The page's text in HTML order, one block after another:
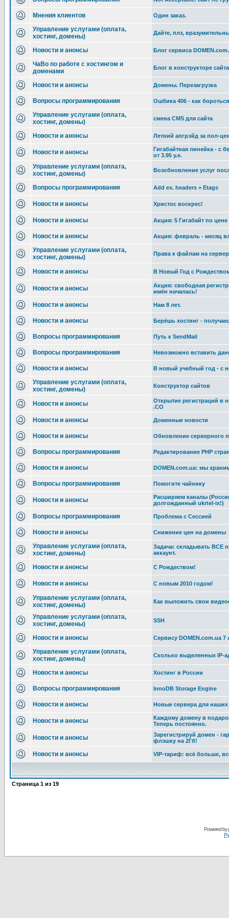
Мнения клиентов Один заказ.
Управление услугами (оплата,
хостинг, домены)
Дайте, плз,
Новости и анонсы Блог сервиса
ЧаВо по работе с хостингом и
доменами
Блог в конструкторе сайта
Новости и анонсы Домены. Перезагрузка
Вопросы программирования Ошбика 406 - как
Управление услугами (оплата,
хостинг, домены)
смена CMS для сайта
Новости и анонсы Летний апгрэйд за пол-
Новости и анонсы
Гигабайтная линейка - с
от 3.95 у.е.
Управление услугами (оплата,
хостинг, домены)
Возобновление услуг
Вопросы программирования Add ex. headers + Etags
Новости и анонсы Христос воскрес!
Новости и анонсы Акция: 5 Гигабайт по цене
Новости и анонсы Акция: февраль - месяц
Управление услугами (оплата,
хостинг, домены)
Права к файлам на
Новости и анонсы В Новый Год с
Новости и анонсы
Акция: свободная
имён началась!
Новости и анонсы Нам 8 лет.
Новости и анонсы Берёшь хостинг -
Вопросы программирования Путь к SendMail
Вопросы программирования Невозможно вставить
Новости и анонсы В новый учебный год - с
Управление услугами (оплата,
хостинг, домены)
Конструктор сайтов
Новости и анонсы
Открытие регистраций в
.CO
Новости и анонсы Доменные новости
Новости и анонсы Обновление серверного
Вопросы программирования Редактирование РНР
Новости и анонсы DOMEN.com.ua: мы
Вопросы программирования Помогите чайнику
Новости и анонсы
Расширяем каналы
долгожданный ukrtel-ix!)
Вопросы программирования Проблема с Сессией
Новости и анонсы Снижение цен на домены
Управление услугами (оплата,
хостинг, домены)
Задача: складывать ВСЕ
аккаунт.
Новости и анонсы С Рождеством!
Новости и анонсы С новым 2010 годом!
Управление услугами (оплата,
хостинг, домены)
Как выложить свои
Управление услугами (оплата,
хостинг, домены)
SSH
Новости и анонсы Сервису DOMEN.com.ua 7
Управление услугами (оплата,
хостинг, домены)
Сколько выделенных IP-
Новости и анонсы Хостинг в России
Вопросы программирования InnoDB Storage Engine
Новости и анонсы Новые сервера для наших
Новости и анонсы
Каждому домену в
Теперь постоянно.
Новости и анонсы
Зарегистрируй домен -
флэшку на 2Гб!
Новости и анонсы VIP-тариф: всё больше,
Страница 1 из 19
Powered by